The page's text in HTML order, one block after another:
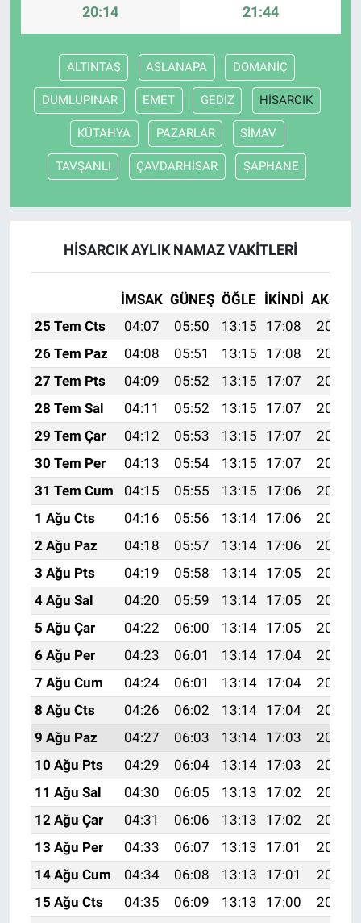
20:14 21:44
ALTINTAŞ ASLANAPA DOMANİÇ
DUMLUPINAR EMET GEDİZ HİSARCIK
KÜTAHYA PAZARLAR SİMAV
TAVŞANLI ÇAVDARHİSAR ŞAPHANE
HİSARCIK AYLIK NAMAZ VAKITLERI
İMSAK GÜNEŞ ÖĞLE İKINDI AKŞAM
25 Tem Cts
04:07 05:50 13:15 17:08
20:29
26 Tem Paz
04:08 05:51 13:15 17:08
20:29
27 Tem Pts
04:09 05:52 13:15 17:07
20:28
28 Tem Sal
04:11 05:52 13:15 17:07
20:27
29 Tem Çar
04:12 05:53 13:15 17:07
20:26
30 Tem Per
04:13 05:54 13:15 17:07
20:25
31 Tem Cum
04:15 05:55 13:15 17:06
20:24
1 Ağu Cts
04:16 05:56 13:14 17:06
20:23
2 Ağu Paz
04:18 05:57 13:14 17:06
20:22
3 Ağu Pts
04:19 05:58 13:14 17:05
20:21
4 Ağu Sal
04:20 05:59 13:14 17:05
20:20
5 Ağu Çar
04:22 06:00 13:14 17:05
20:19
6 Ağu Per
04:23 06:01 13:14 17:04
20:18
7 Ağu Cum
04:24 06:01 13:14 17:04
20:17
8 Ağu Cts
04:26 06:02 13:14 17:04
20:15
9 Ağu Paz
04:27 06:03 13:14 17:03
20:14
10 Ağu Pts
04:29 06:04 13:14 17:03
20:13
11 Ağu Sal
04:30 06:05 13:13 17:02
20:12
12 Ağu Çar
04:31 06:06 13:13 17:02
20:11
13 Ağu Per
04:33 06:07 13:13 17:01
20:09
14 Ağu Cum
04:34 06:08 13:13 17:01
20:08
15 Ağu Cts
04:35 06:09 13:13 17:00
20:07
Bize ulaşın
İletişim/Künye
Yaşam
Gözden Kaçmasın